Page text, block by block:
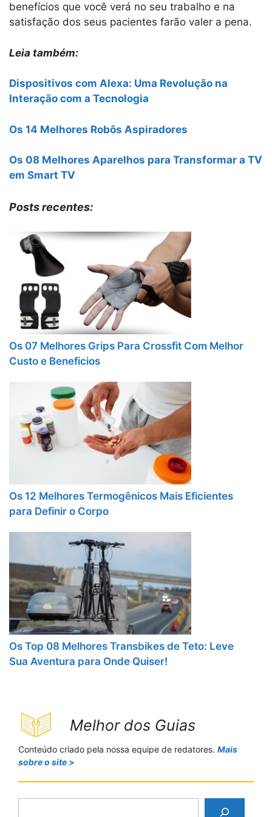
benefícios que você verá no seu trabalho e na
satisfação dos seus pacientes farão valer a pena.
Leia também:
Dispositivos com Alexa: Uma Revolução na
Interação com a Tecnologia
Os 14 Melhores Robôs Aspiradores
Os 08 Melhores Aparelhos para Transformar a TV
em Smart TV
Posts recentes:
Os 07 Melhores Grips Para Crossfit Com Melhor
Custo e Beneficios
Os 12 Melhores Termogênicos Mais Eficientes
para Definir o Corpo
Os Top 08 Melhores Transbikes de Teto: Leve
Sua Aventura para Onde Quiser!
Melhor dos Guias
Conteúdo criado pela nossa equipe de redatores. Mais
sobre o site >